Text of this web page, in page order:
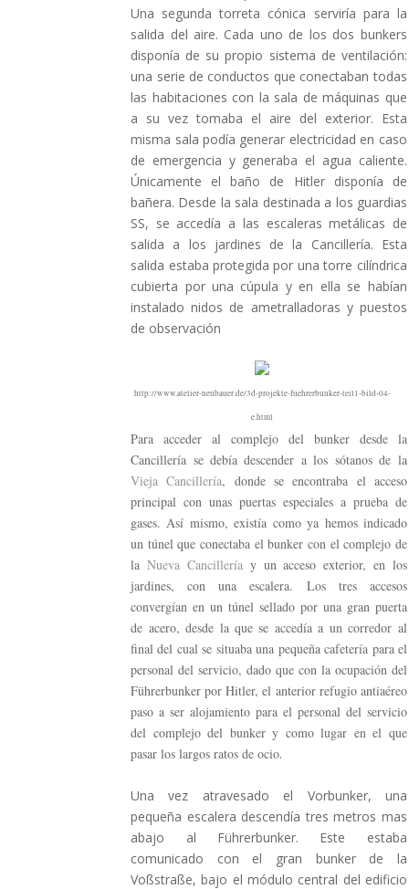
Una segunda torreta cónica serviría para la
salida del aire. Cada uno de los dos bunkers
disponía de su propio sistema de ventilación:
una serie de conductos que conectaban todas
las habitaciones con la sala de máquinas que
a su vez tomaba el aire del exterior. Esta
misma sala podía generar electricidad en caso
de emergencia y generaba el agua caliente.
Únicamente el baño de Hitler disponía de
bañera. Desde la sala destinada a los guardias
SS, se accedía a las escaleras metálicas de
salida a los jardines de la Cancillería. Esta
salida estaba protegida por una torre cilíndrica
cubierta por una cúpula y en ella se habían
instalado nidos de ametralladoras y puestos
de observación
http://www.atelier-neubauer.de/3d-projekte-fuehrerbunker-teil1-bild-04-
e.html
Para acceder al complejo del bunker desde la
Cancillería se debía descender a los sótanos de la
Vieja Cancillería, donde se encontraba el acceso
principal con unas puertas especiales a prueba de
gases. Así mismo, existía como ya hemos indicado
un túnel que conectaba el bunker con el complejo de
la Nueva Cancillería y un acceso exterior, en los
jardines, con una escalera. Los tres accesos
convergían en un túnel sellado por una gran puerta
de acero, desde la que se accedía a un corredor al
final del cual se situaba una pequeña cafetería para el
personal del servicio, dado que con la ocupación del
Führerbunker por Hitler, el anterior refugio antiaéreo
paso a ser alojamiento para el personal del servicio
del complejo del bunker y como lugar en el que
pasar los largos ratos de ocio.
Una vez atravesado el Vorbunker, una
pequeña escalera descendía tres metros mas
abajo al Führerbunker. Este estaba
comunicado con el gran bunker de la
Voßstraße, bajo el módulo central del edificio